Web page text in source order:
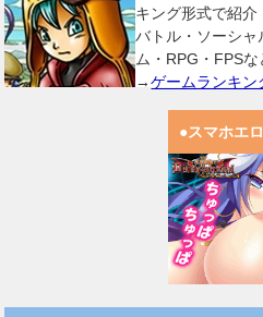
キング形式で紹介
バトル・ソーシャ
ム・RPG・FPSな
→ゲームランキン
●スマホエ